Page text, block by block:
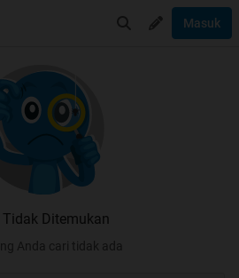
Masuk
Tidak Ditemukan
Anda cari tidak ada